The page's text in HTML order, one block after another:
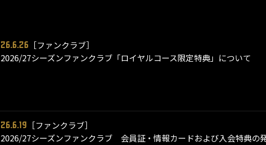
26.6.26
［ファンクラブ］
2026/27シーズンファンクラブ「ロイヤルコース限定特典」について
26.6.19
［ファンクラブ］
2026/27シーズンファンクラブ 会員証・情報カードおよび入会特典の